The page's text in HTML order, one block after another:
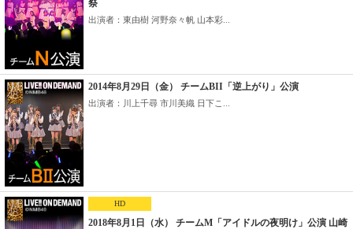
祭
出演者：東由樹 河野奈々帆 山本彩...
2014年8月29日（金） チームBII「逆上がり」公演
出演者：川上千尋 市川美織 日下こ...
HD
2018年8月1日（水） チームM「アイドルの夜明け」公演 山崎